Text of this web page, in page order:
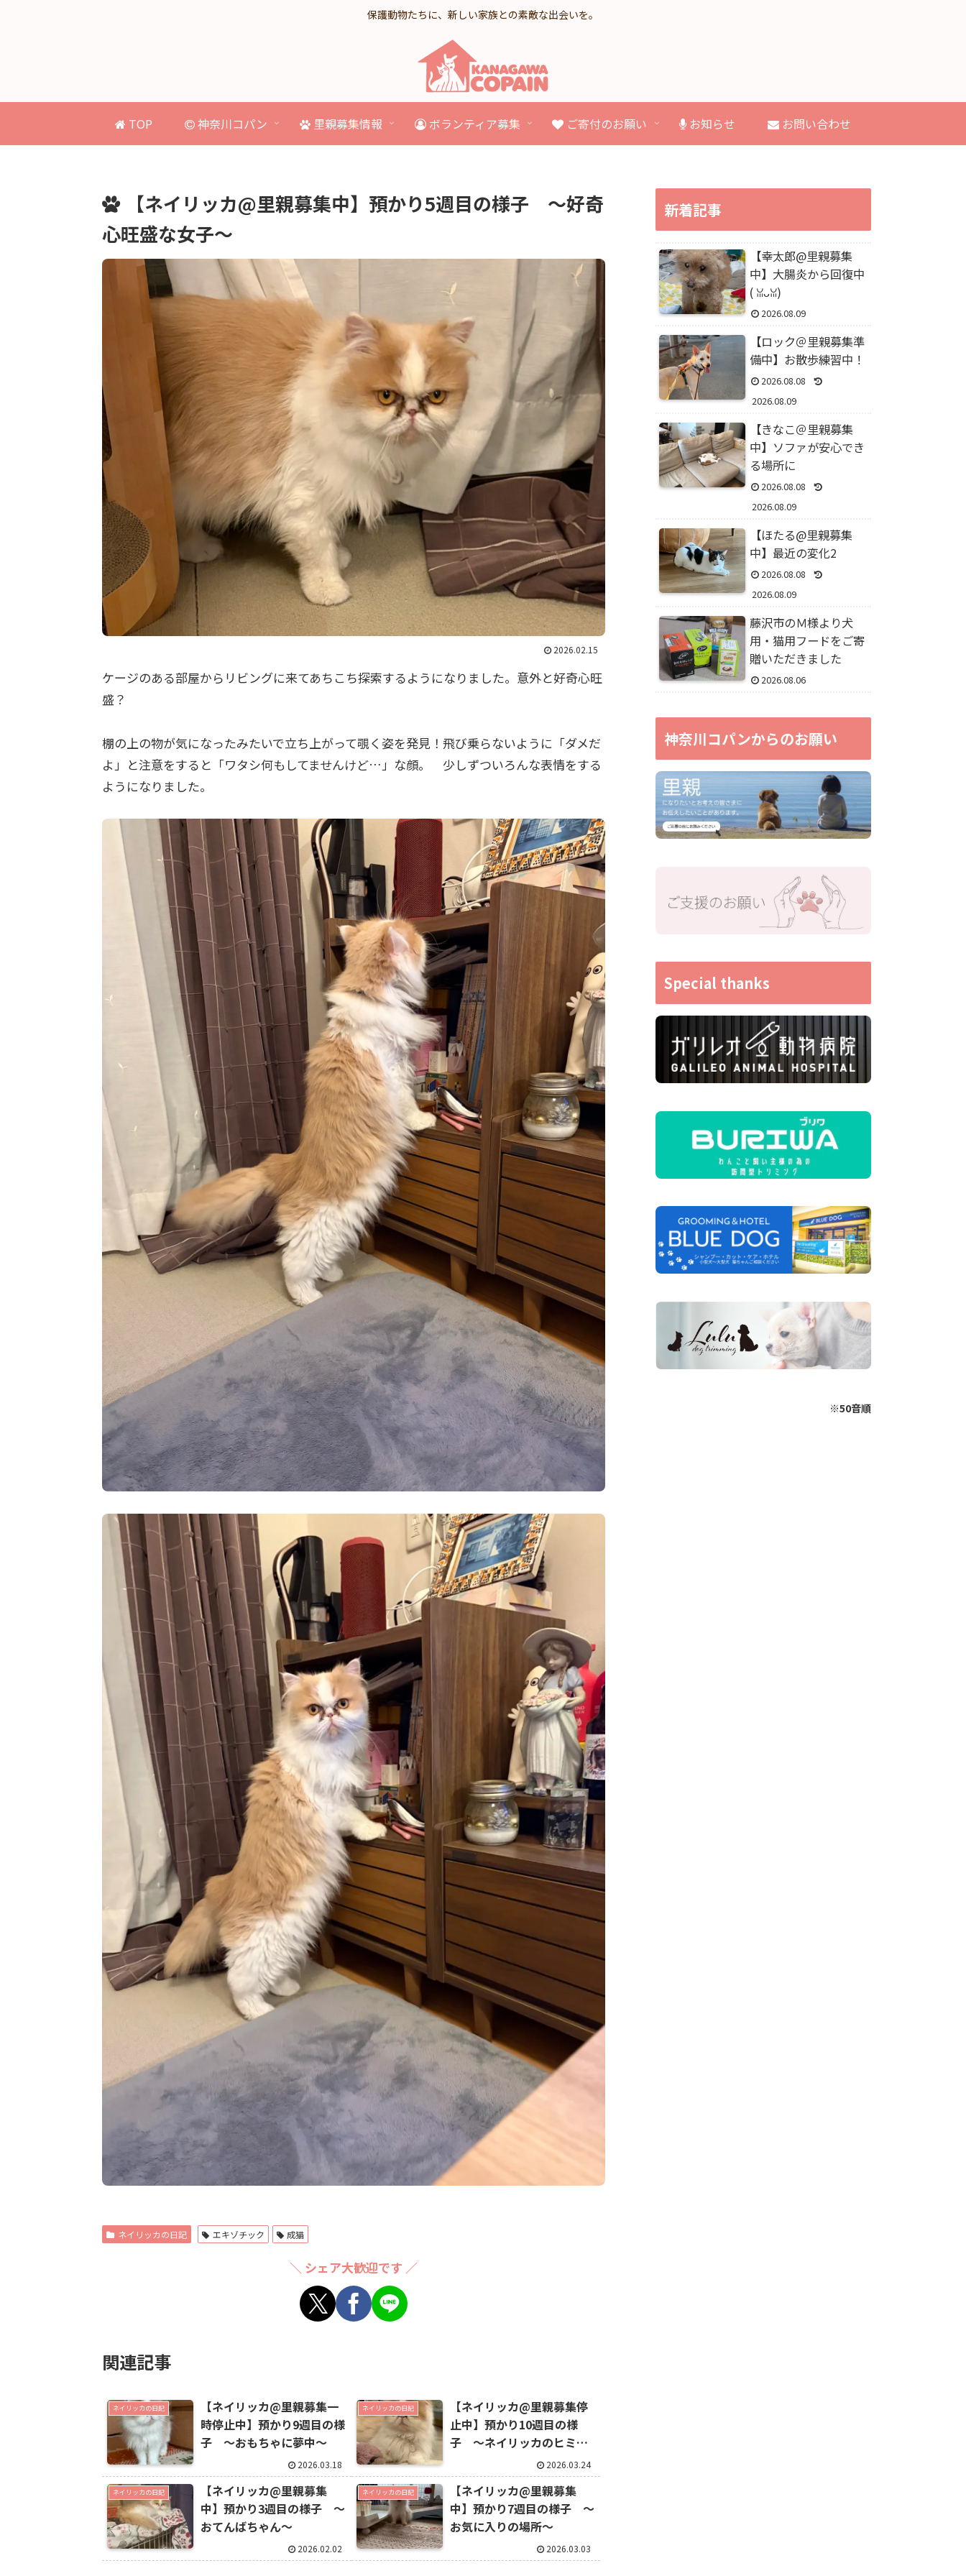
保護動物たちに、新しい家族との素敵な出会いを。
TOP 神奈川コパン 里親募集情報 ボランティア募集 ご寄付のお願い お知らせ お問い合わせ
【ネイリッカ@里親募集中】預かり5週目の様子 〜好奇
心旺盛な女子〜
2026.02.15
ケージのある部屋からリビングに来てあちこち探索するようになりました。意外と好奇心旺
盛？
棚の上の物が気になったみたいで立ち上がって覗く姿を発見！飛び乗らないように「ダメだ
よ」と注意をすると「ワタシ何もしてませんけど…」な顔。 少しずついろんな表情をする
ようになりました。
ネイリッカの日記 エキゾチック 成猫
＼ シェア大歓迎です ／
関連記事
ネイリッカの日記
【ネイリッカ@里親募集一
時停止中】預かり9週目の様
子 〜おもちゃに夢中〜
2026.03.18
ネイリッカの日記
【ネイリッカ@里親募集停
止中】預かり10週目の様
子 〜ネイリッカのヒミツ
2026.03.24
ネイリッカの日記
【ネイリッカ@里親募集
中】預かり3週目の様子 〜
おてんばちゃん〜
2026.02.02
ネイリッカの日記
【ネイリッカ@里親募集
中】預かり7週目の様子 〜
お気に入りの場所〜
2026.03.03
新着記事
【幸太郎@里親募集
中】大腸炎から回復中
(⁠ ⁠ꈍ⁠ᴗ⁠ꈍ⁠)
2026.08.09
【ロック＠里親募集準
備中】お散歩練習中！
2026.08.08
2026.08.09
【きなこ＠里親募集
中】ソファが安心でき
る場所に
2026.08.08
2026.08.09
【ほたる@里親募集
中】最近の変化2
2026.08.08
2026.08.09
藤沢市のＭ様より犬
用・猫用フードをご寄
贈いただきました
2026.08.06
神奈川コパンからのお願い
Special thanks
※50音順